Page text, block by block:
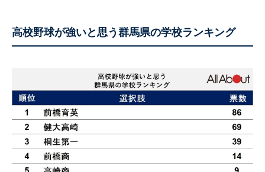
高校野球が強いと思う群馬県の学校ランキング